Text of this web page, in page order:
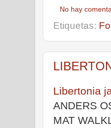
No hay
Etiquetas:
Libertonia
ANDERS
MAT